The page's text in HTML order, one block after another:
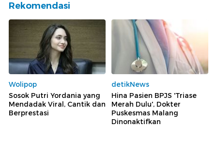
Rekomendasi
Wolipop
Sosok Putri Yordania yang
Mendadak Viral, Cantik dan
Berprestasi
detikNews
Hina Pasien BPJS 'Triase
Merah Dulu', Dokter
Puskesmas Malang
Dinonaktifkan